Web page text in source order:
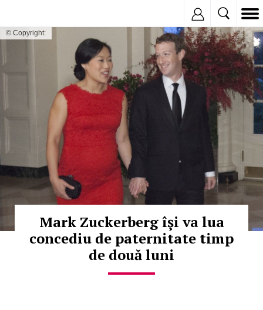
© Copyright:
Mark Zuckerberg îşi va lua
concediu de paternitate timp
de două luni